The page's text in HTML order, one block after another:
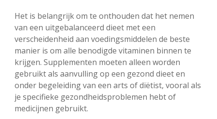
Het is belangrijk om te onthouden dat het nemen
van een uitgebalanceerd dieet met een
verscheidenheid aan voedingsmiddelen de beste
manier is om alle benodigde vitaminen binnen te
krijgen. Supplementen moeten alleen worden
gebruikt als aanvulling op een gezond dieet en
onder begeleiding van een arts of diëtist, vooral als
je specifieke gezondheidsproblemen hebt of
medicijnen gebruikt.